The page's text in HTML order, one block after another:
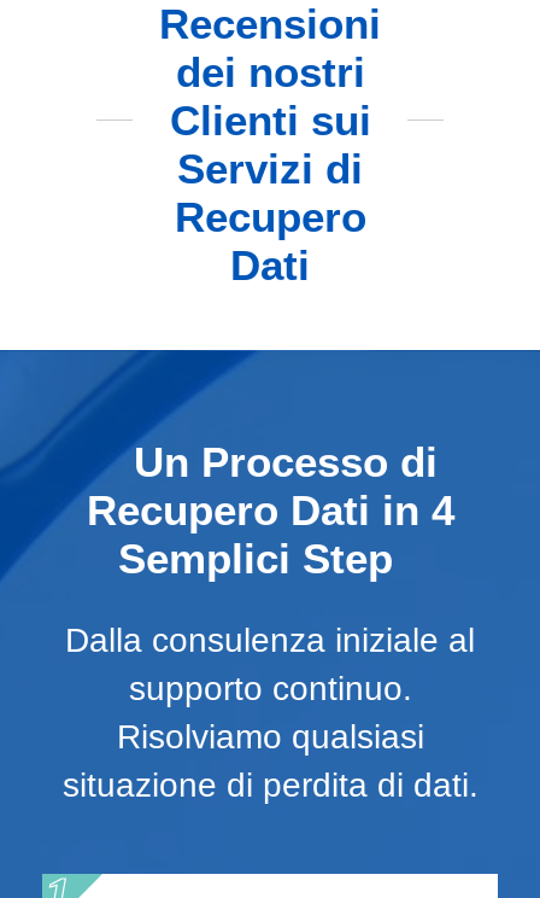
Recensioni
dei nostri
Clienti sui
Servizi di
Recupero
Dati
Un Processo di
Recupero Dati in 4
Semplici Step
Dalla consulenza iniziale al
supporto continuo.
Risolviamo qualsiasi
situazione di perdita di dati.